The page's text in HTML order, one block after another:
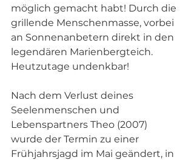
möglich gemacht habt! Durch die
grillende Menschenmasse, vorbei
an Sonnenanbetern direkt in den
legendären Marienbergteich.
Heutzutage undenkbar!
Nach dem Verlust deines
Seelenmenschen und
Lebenspartners Theo (2007)
wurde der Termin zu einer
Frühjahrsjagd im Mai geändert, in